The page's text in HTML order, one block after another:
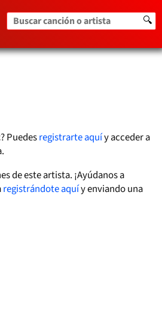
Buscar canción o artista 🔍
? Puedesregistrarte aquíy acceder a
de este artista. ¡Ayúdanos a
registrándote aquíy enviando una